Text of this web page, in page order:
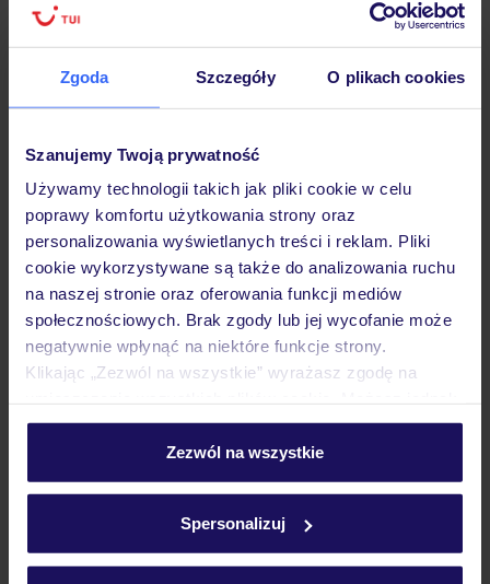
Zgoda Szczegóły O plikach cookies
Szanujemy Twoją prywatność
Używamy technologii takich jak pliki cookie w celu
poprawy komfortu użytkowania strony oraz
personalizowania wyświetlanych treści i reklam. Pliki
cookie wykorzystywane są także do analizowania ruchu
na naszej stronie oraz oferowania funkcji mediów
społecznościowych. Brak zgody lub jej wycofanie może
negatywnie wpłynąć na niektóre funkcje strony.
Klikając „Zezwól na wszystkie” wyrażasz zgodę na
personalizować swój wybór wchodząc w zakładkę
Szczegółowe informacje o plikach cookie znajdziesz
Zezwól na wszystkie
Spersonalizuj
Hotel
Pokoje
Wyżywienie
Ważne informacje